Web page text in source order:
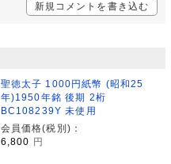
新規コメントを書き込む
聖徳太子 1000円紙幣 (昭和25
年)1950年銘 後期 2桁
BC108239Y 未使用
会員価格(税別)：
6,800
円